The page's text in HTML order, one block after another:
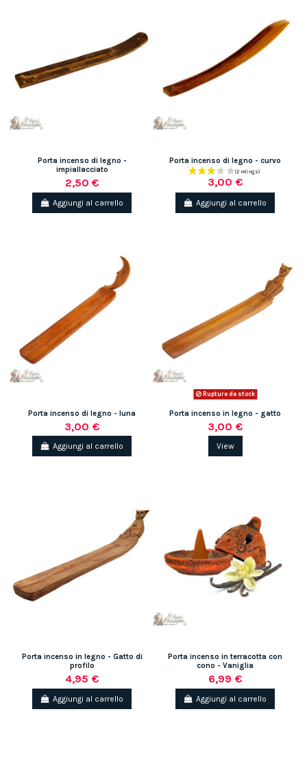
Porta incenso di legno -
impiallacciato
2,50 €
Aggiungi al carrello
Porta incenso di legno - curvo
3,00 €
Aggiungi al carrello
Porta incenso di legno - luna
3,00 €
Aggiungi al carrello
Rupture de stock
Porta incenso in legno - gatto
3,00 €
View
Porta incenso in legno - Gatto di
profilo
4,95 €
Aggiungi al carrello
Porta incenso in terracotta con
cono - Vaniglia
6,99 €
Aggiungi al carrello